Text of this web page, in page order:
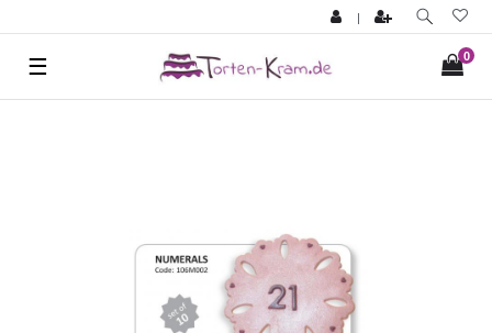
|
0
☰